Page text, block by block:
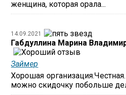
женщина, которая орала...
14.09.2021
Габдуллина Марина
Займер
Хорошая
можно скидочку побольше